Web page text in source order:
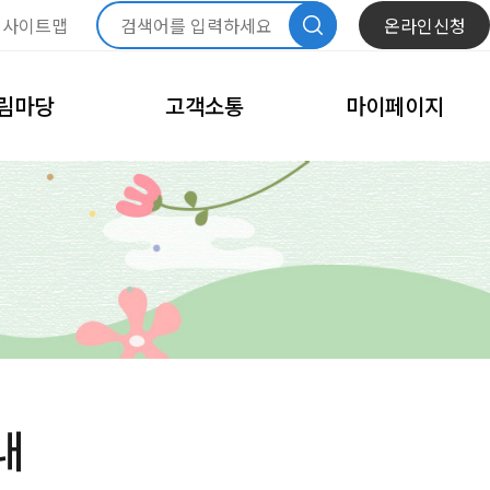
사이트맵 온라인신청
마당 고객소통
자주묻는질문
문화
체육
이달의 일정
마이페이지
내정보관리
모바일회원카드
회원정보수정
비밀번호변경
수강신청내역